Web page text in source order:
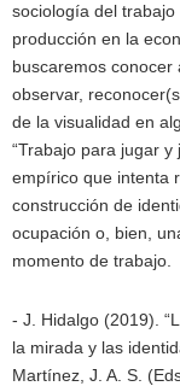
sociología del
producción en la
buscaremos conocer
observar,
de la visualidad en
“Trabajo para jugar
empírico que intenta
construcción de
ocupación o, bien,
momento de trabajo.
- J. Hidalgo (2019).
la mirada y las
Martínez, J. A. S.